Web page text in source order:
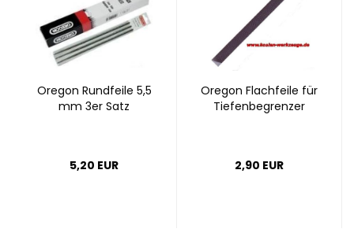
Ore­gon Rund­fei­le 5,5
mm 3er Satz
5,20 EUR
Ore­gon Flach­fei­le für
Tie­fen­be­gren­zer
2,90 EUR